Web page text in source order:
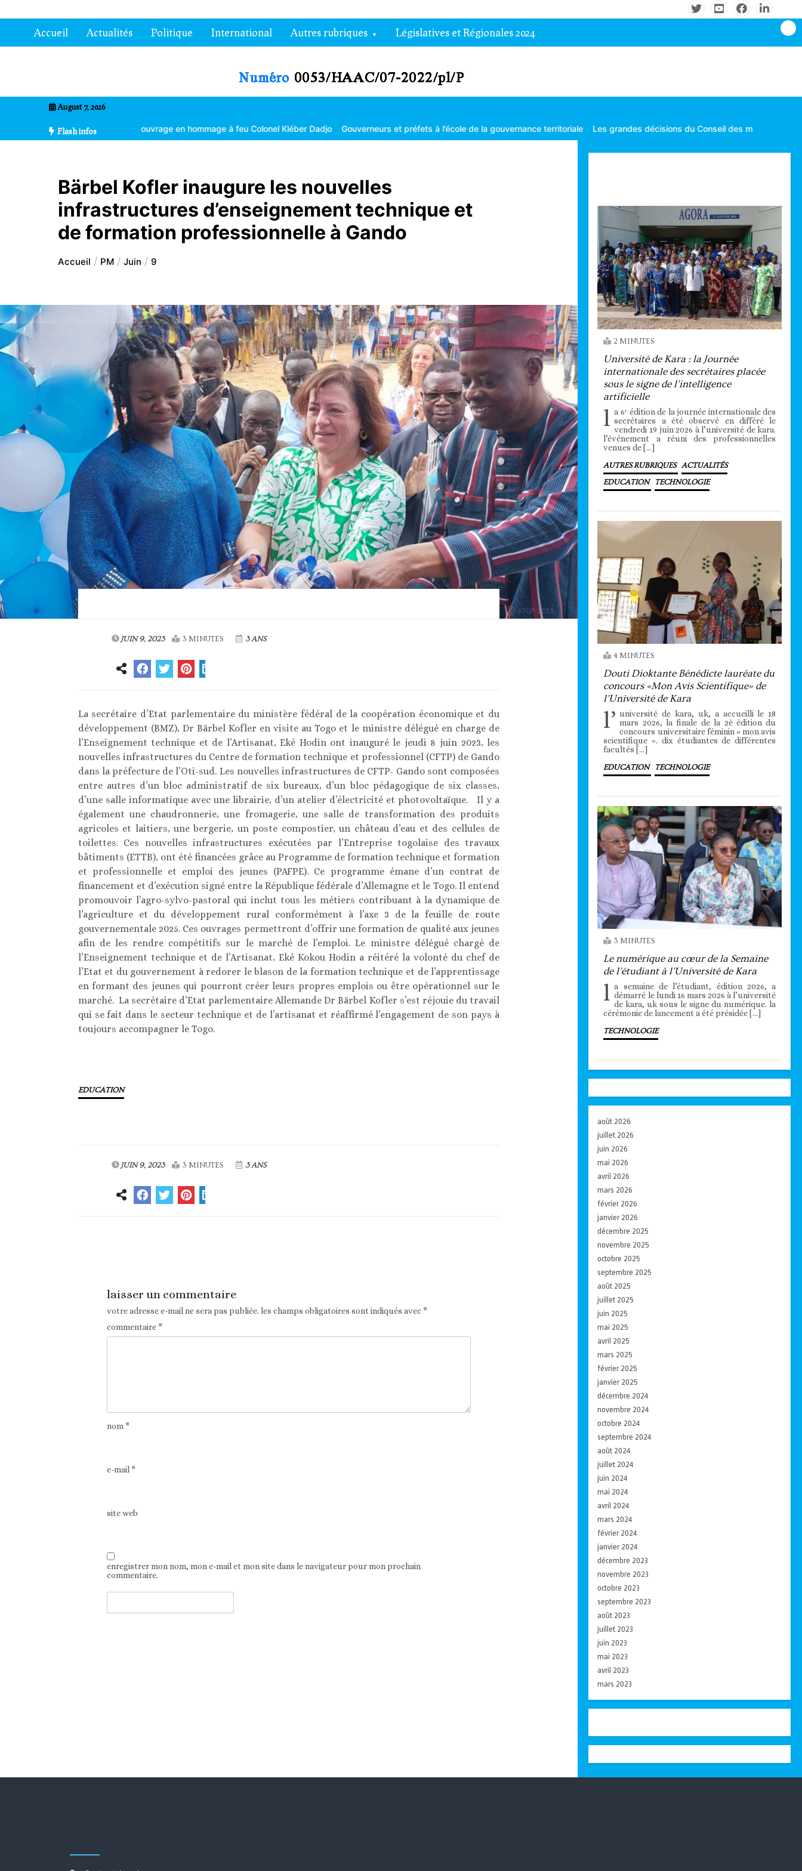
au
contenuAccueil Actualités Politique International Autres rubriques Législatives et Régionales 2024
August 7, 2026
Flash infos
climatique Un ouvrage en hommage à feu Colonel Kléber Dadjo Gouverneurs et préfets à l’école de la gouvernance territoriale Les grandes décisions du Conseil des ministres tenu le mardi 04
Bärbel Kofler inaugure les nouvelles
infrastructures d’enseignement technique et
de formation professionnelle à Gando
Accueil PM Juin 9
JUIN 9, 2023 3 MINUTES 3 ANS
La secrétaire d’Etat parlementaire du ministère fédéral de la coopération économique et du
développement (BMZ), Dr Bärbel Kofler en visite au Togo et le ministre délégué en charge de
l’Enseignement technique et de l’Artisanat, Eké Hodin ont inauguré le jeudi 8 juin 2023, les
nouvelles infrastructures du Centre de formation technique et professionnel (CFTP) de Gando
dans la préfecture de l’Oti-sud. Les nouvelles infrastructures de CFTP- Gando sont composées
entre autres d’un bloc administratif de six bureaux, d’un bloc pédagogique de six classes,
d’une salle informatique avec une librairie, d’un atelier d’électricité et photovoltaïque. Il y a
également une chaudronnerie, une fromagerie, une salle de transformation des produits
agricoles et laitiers, une bergerie, un poste compostier, un château d’eau et des cellules de
toilettes. Ces nouvelles infrastructures exécutées par l’Entreprise togolaise des travaux
bâtiments (ETTB), ont été financées grâce au Programme de formation technique et formation
et professionnelle et emploi des jeunes (PAFPE). Ce programme émane d’un contrat de
financement et d’exécution signé entre la République fédérale d’Allemagne et le Togo. Il entend
promouvoir l’agro-sylvo-pastoral qui inclut tous les métiers contribuant à la dynamique de
l’agriculture et du développement rural conformément à l’axe 3 de la feuille de route
gouvernementale 2025. Ces ouvrages permettront d’offrir une formation de qualité aux jeunes
afin de les rendre compétitifs sur le marché de l’emploi. Le ministre délégué chargé de
l’Enseignement technique et de l’Artisanat, Eké Kokou Hodin a réitéré la volonté du chef de
l’Etat et du gouvernement à redorer le blason de la formation technique et de l’apprentissage
en formant des jeunes qui pourront créer leurs propres emplois ou être opérationnel sur le
marché. La secrétaire d’Etat parlementaire Allemande Dr Bärbel Kofler s’est réjouie du travail
qui se fait dans le secteur technique et de l’artisanat et réaffirmé l’engagement de son pays à
toujours accompagner le Togo.
EDUCATION
JUIN 9, 2023 3 MINUTES 3 ANS
laisser un commentaire
votre adresse e-mail ne sera pas publiée. les champs obligatoires sont indiqués avec*
commentaire*
nom *
e-mail *
site web
enregistrer mon nom, mon e-mail et mon site dans le navigateur pour mon prochain
commentaire.
2 MINUTES
Université de Kara : la Journée
internationale des secrétaires placée
sous le signe de l’intelligence
artificielle
l a 6ᵉ édition de la journée internationale des
secrétaires a été observé en différé le
vendredi 19 juin 2026 à l’université de kara.
l’événement a réuni des professionnelles
venues de […]
AUTRES RUBRIQUES ACTUALITÉS
EDUCATION TECHNOLOGIE
4 MINUTES
Douti Dioktante Bénédicte lauréate du
concours «Mon Avis Scientifique» de
l’Université de Kara
l’ université de kara, uk, a accueilli le 18
mars 2026, la finale de la 2è édition du
concours universitaire féminin « mon avis
scientifique ». dix étudiantes de différentes
facultés […]
EDUCATION TECHNOLOGIE
3 MINUTES
Le numérique au cœur de la Semaine
de l’étudiant à l’Université de Kara
l a semaine de l’étudiant, édition 2026, a
démarré le lundi 16 mars 2026 à l’université
de kara, uk sous le signe du numérique. la
cérémonie de lancement a été présidée […]
TECHNOLOGIE
août 2026
juillet 2026
juin 2026
mai 2026
avril 2026
mars 2026
février 2026
janvier 2026
décembre 2025
novembre 2025
octobre 2025
septembre 2025
août 2025
juillet 2025
juin 2025
mai 2025
avril 2025
mars 2025
février 2025
janvier 2025
décembre 2024
novembre 2024
octobre 2024
septembre 2024
août 2024
juillet 2024
juin 2024
mai 2024
avril 2024
mars 2024
février 2024
janvier 2024
décembre 2023
novembre 2023
octobre 2023
septembre 2023
août 2023
juillet 2023
juin 2023
mai 2023
avril 2023
mars 2023